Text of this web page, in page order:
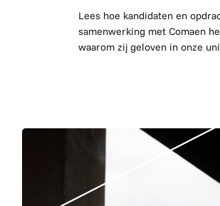
Lees hoe kandidaten en
samenwerking met Comaen
waarom zij geloven in onze